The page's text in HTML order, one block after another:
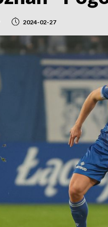
2024-02-27